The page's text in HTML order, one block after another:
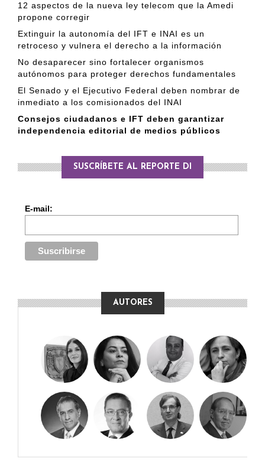
12 aspectos de la nueva ley telecom que la Amedi
propone corregir
Extinguir la autonomía del IFT e INAI es un
retroceso y vulnera el derecho a la información
No desaparecer sino fortalecer organismos
autónomos para proteger derechos fundamentales
El Senado y el Ejecutivo Federal deben nombrar de
inmediato a los comisionados del INAI
Consejos ciudadanos e IFT deben garantizar
independencia editorial de medios públicos
SUSCRÍBETE AL REPORTE DI
E-mail:
AUTORES